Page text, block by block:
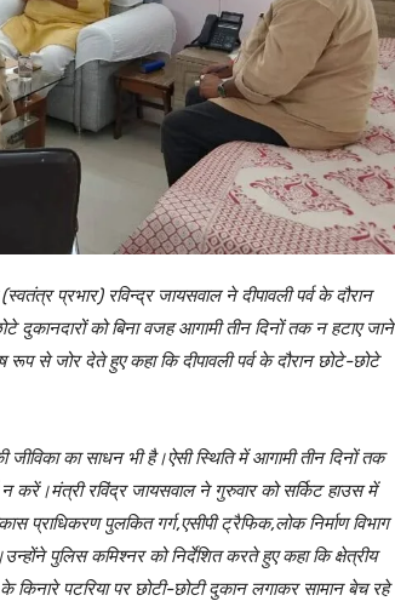
प्रभार) रविन्द्र जायसवाल ने दीपावली पर्व के दौरान
दुकानदारों को बिना वजह आगामी तीन दिनों तक न हटाए जाने
रूप से जोर देते हुए कहा कि दीपावली पर्व के दौरान छोटे-छोटे
जीविका का साधन भी है।ऐसी स्थिति में आगामी तीन दिनों तक
करें।मंत्री रविंद्र जायसवाल ने गुरुवार को सर्किट हाउस में
प्राधिकरण पुलकित गर्ग,एसीपी ट्रैफिक,लोक निर्माण विभाग
पुलिस कमिश्नर को निर्देशित करते हुए कहा कि क्षेत्रीय
किनारे पटरिया पर छोटी-छोटी दुकान लगाकर सामान बेच रहे